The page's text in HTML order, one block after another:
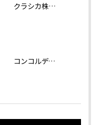
クラシカ株式会社では夏期休業をいただきます。
コンコルディアのシリーズより天井灯です。